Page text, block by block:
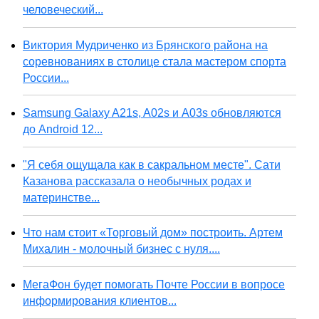
человеческий...
Виктория Мудриченко из Брянского района на
соревнованиях в столице стала мастером спорта
России...
Samsung Galaxy A21s, A02s и A03s обновляются
до Android 12...
"Я себя ощущала как в сакральном месте". Сати
Казанова рассказала о необычных родах и
материнстве...
Что нам стоит «Торговый дом» построить. Артем
Михалин - молочный бизнес с нуля....
МегаФон будет помогать Почте России в вопросе
информирования клиентов...